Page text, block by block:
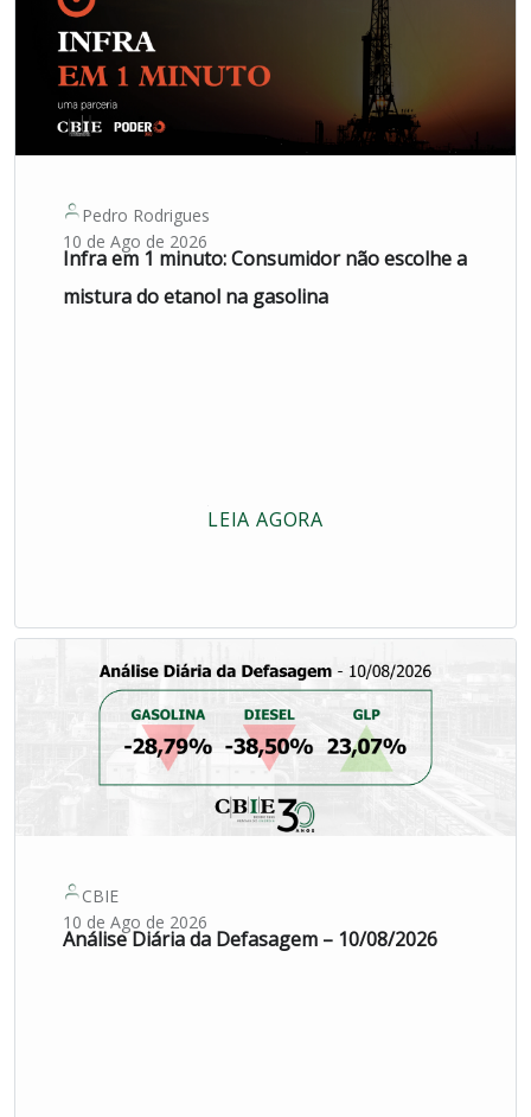
Pedro Rodrigues
10 de Ago de 2026
Infra em 1 minuto: Consumidor não escolhe a
mistura do etanol na gasolina
LEIA AGORA
CBIE
10 de Ago de 2026
Análise Diária da Defasagem – 10/08/2026